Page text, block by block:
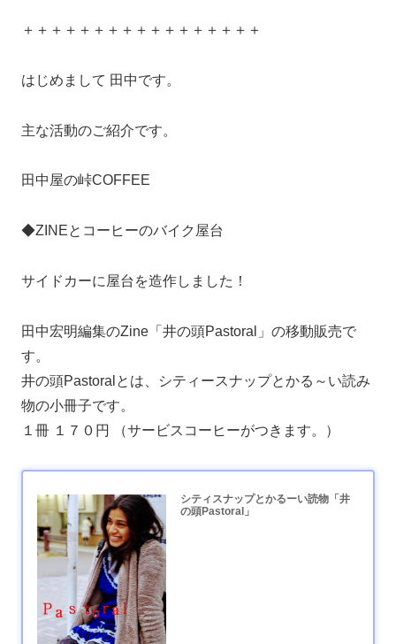
＋＋＋＋＋＋＋＋＋＋＋＋＋＋＋＋＋
はじめまして 田中です。
主な活動のご紹介です。
田中屋の峠COFFEE
◆ZINEとコーヒーのバイク屋台
サイドカーに屋台を造作しました！
田中宏明編集のZine「井の頭Pastoral」の移動販売で
す。
井の頭Pastoralとは、シティースナップとかる～い読み
物の小冊子です。
１冊 １７０円 （サービスコーヒーがつきます。）
シティスナップとかるーい読物「井
の頭Pastoral」